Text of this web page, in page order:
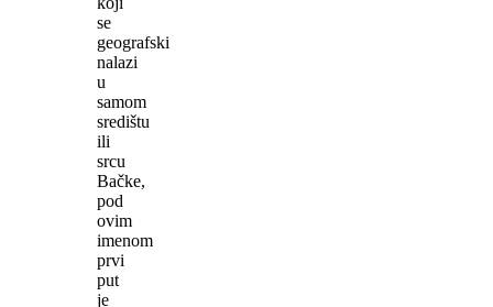
se
geografski
nalazi
u
samom
središtu
ili
srcu
Bačke,
pod
ovim
imenom
prvi
put
je